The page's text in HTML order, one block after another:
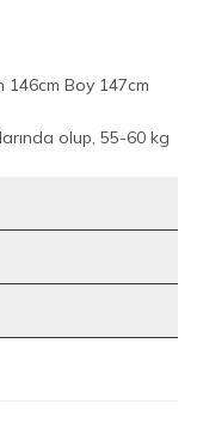
146cm Boy 147cm
olup, 55-60 kg